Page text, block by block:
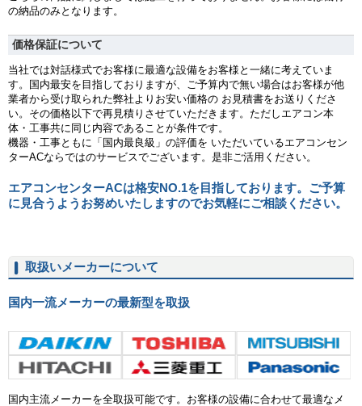
の納品のみとなります。
価格保証について
当社では対話様式でお客様に最適な設備をお客様と一緒に考えていま
す。国内最安を目指しておりますが、ご予算内で無い場合はお客様が他
業者から受け取られた弊社よりお安い価格の お見積書をお送りくださ
い。その価格以下で再見積りさせていただきます。ただしエアコン本
体・工事共に同じ内容であることが条件です。
機器・工事ともに「国内最良級」の評価を いただいているエアコンセン
ターACならではのサービスでございます。是非ご活用ください。
エアコンセンターACは格安NO.1を目指しております。ご予算
に見合うようお努めいたしますのでお気軽にご相談ください。
取扱いメーカーについて
国内一流メーカーの最新型を取扱
ダイキン 東芝
日立 三菱重工
国内主流メーカーを全取扱可能です。お客様の設備に合わせて最適なメ